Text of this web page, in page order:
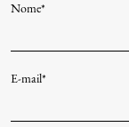
Nome*
E-mail*